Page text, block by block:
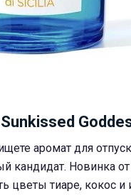
аромат для
кандидат. Новинка
цветы тиаре, кокос